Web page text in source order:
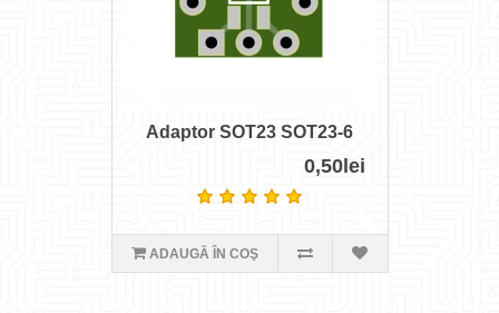
Adaptor SOT23 SOT23-6
0,50lei
ADAUGĂ ÎN COŞ